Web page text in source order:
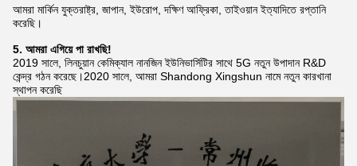
আমরা মার্কিন যুক্তরাষ্ট্র, জাপান, ইউরোপ, দক্ষিণ আফ্রিকা, তাইওয়ান ইত্যাদিতে রপ্তানি
করেছি।
5. আমরা এগিয়ে পা রাখছি!
2019 সালে, লিনচুয়ান কেমিক্যাল নানজিন ইউনিভার্সিটির সাথে 5G নতুন উপাদান R&D
কেন্দ্র গঠন করেছে।2020 সালে, আমরা Shandong Xingshun নামে নতুন কারখানা
স্থাপন করেছি